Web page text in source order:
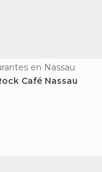
en Nassau
Café Nassau